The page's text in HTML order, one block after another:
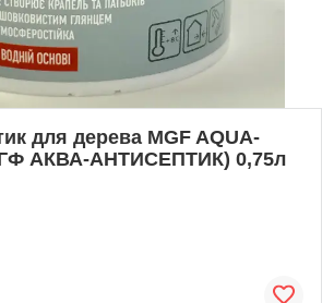
для дерева MGF AQUA-
АКВА-АНТИСЕПТИК) 0,75л